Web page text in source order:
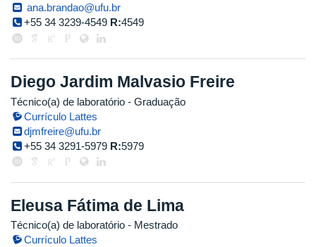
ana.brandao@ufu.br
+55 34 3239-4549 R:4549
Diego Jardim Malvasio Freire
Técnico(a) de laboratório - Graduação
Currículo Lattes
djmfreire@ufu.br
+55 34 3291-5979 R:5979
Eleusa Fátima de Lima
Técnico(a) de laboratório - Mestrado
Currículo Lattes